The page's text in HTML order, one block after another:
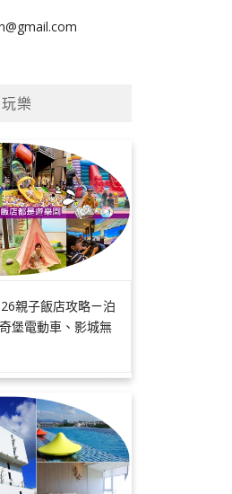
樂
親子飯店攻略ㄧ泊
堡電動車、影城無